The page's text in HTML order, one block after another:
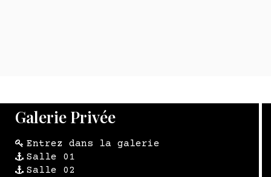
Galerie Privée
Entrez dans la galerie
Salle 01
Salle 02